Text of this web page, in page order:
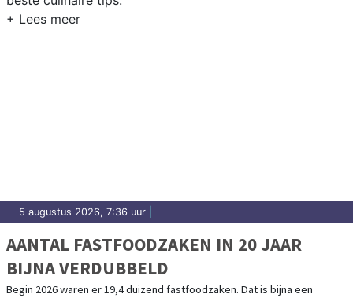
5 augustus 2026, 7:36 uur
AANTAL FASTFOODZAKEN IN 20 JAAR
BIJNA VERDUBBELD
Begin 2026 waren er 19,4 duizend fastfoodzaken. Dat is bijna een